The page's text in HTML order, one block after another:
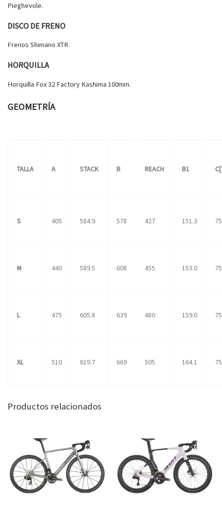
Pieghevole.
DISCO DE FRENO
Frenos Shimano XTR.
HORQUILLA
Horquilla Fox 32 Factory Kashima 100mm.
GEOMETRÍA
TALLA A STACK B REACH B1
S 405 584.9 578 427 151.3
M 440 589.5 608 455 153.0
L 475 605.8 639 480 159.0
XL 510 619.7 669 505 164.1
Productos relacionados